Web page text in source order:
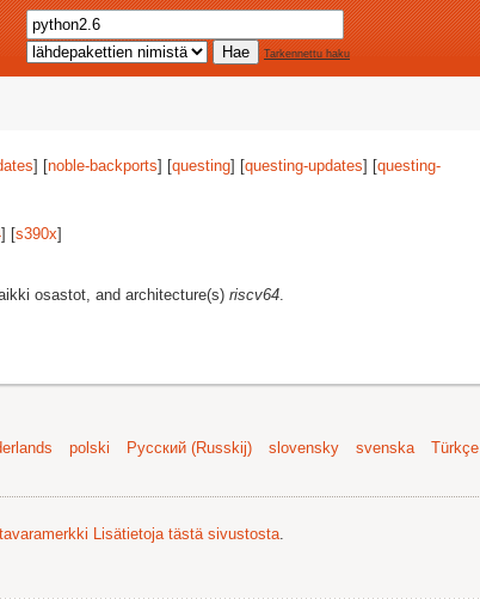
Tarkennettu haku
] [noble-backports] [questing] [questing-updates] [questing-
] [s390x]
osastot, and architecture(s) riscv64.
polski Русский (Russkij) slovensky svenska
Türkçe
tavaramerkki Lisätietoja tästä sivustosta.